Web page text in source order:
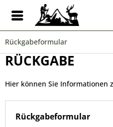
Rückgabeformular
RÜCKGABE
Hier können Sie Informationen
Rückgabeformular